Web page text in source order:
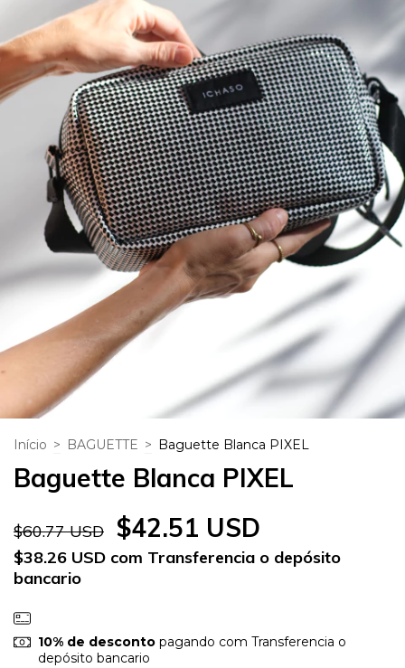
Início > BAGUETTE > Baguette Blanca PIXEL
Baguette Blanca PIXEL
$60.77 USD $42.51 USD
$38.26 USD com Transferencia o depósito
bancario
10% de descontopagando com Transferencia o
depósito bancario